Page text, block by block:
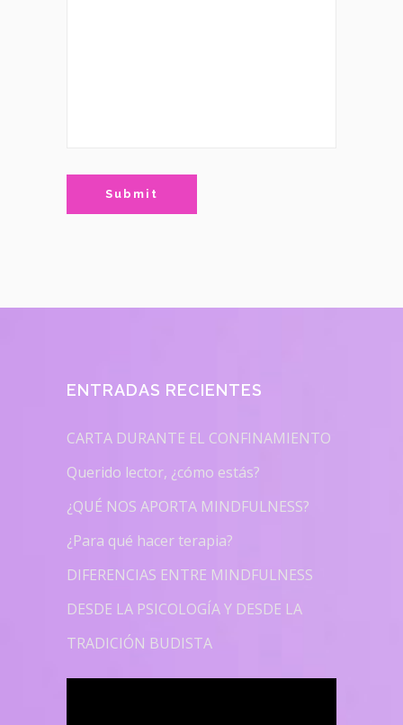
ENTRADAS RECIENTES
CARTA DURANTE EL CONFINAMIENTO
Querido lector, ¿cómo estás?
¿QUÉ NOS APORTA MINDFULNESS?
¿Para qué hacer terapia?
DIFERENCIAS ENTRE MINDFULNESS
DESDE LA PSICOLOGÍA Y DESDE LA
TRADICIÓN BUDISTA